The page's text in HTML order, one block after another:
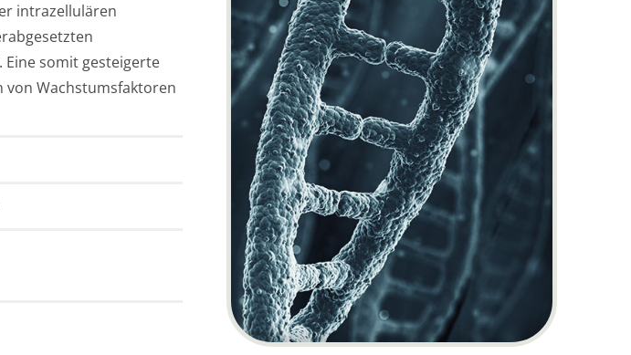
intrazellulären
Eine somit gesteigerte
von Wachstumsfaktoren